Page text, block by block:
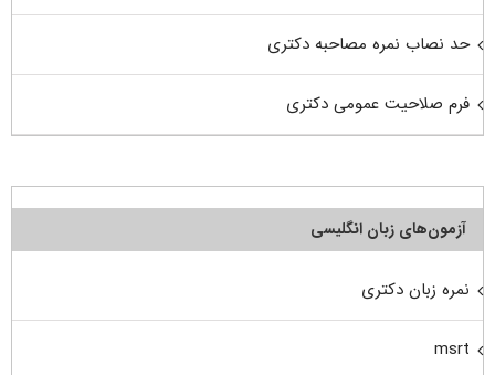
حد نصاب نمره مصاحبه دکتری
فرم صلاحیت عمومی دکتری
آزمون‌های زبان انگلیسی
نمره زبان دکتری
msrt